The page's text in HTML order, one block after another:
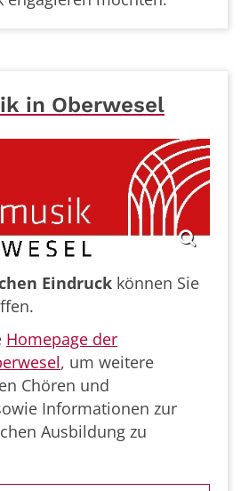
in Oberwesel
Eindruck können Sie
Homepage der
, um weitere
Chören und
Informationen zur
Ausbildung zu